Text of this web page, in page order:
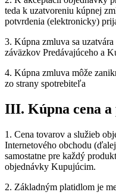
teda k uzatvoreniu kúpnej
potvrdenia (elektronicky)
3. Kúpna zmluva sa
záväzkov Predávajúceho a
4. Kúpna zmluva môže
zo strany spotrebiteľa
III. Kúpna cena a
1. Cena tovarov a služieb
Internetového obchodu
samostatne pre každý
objednávky Kupujúcim.
2. Základným platidlom je